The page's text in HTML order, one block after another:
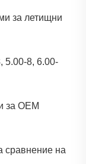
за летищни
5.00-8, 6.00-
за OEM
сравнение на